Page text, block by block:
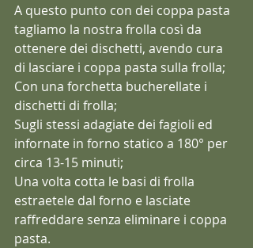
A questo punto con dei coppa pasta
tagliamo la nostra frolla così da
ottenere dei dischetti, avendo cura
di lasciare i coppa pasta sulla frolla;
Con una forchetta bucherellate i
dischetti di frolla;
Sugli stessi adagiate dei fagioli ed
infornate in forno statico a 180° per
circa 13-15 minuti;
Una volta cotta le basi di frolla
estraetele dal forno e lasciate
raffreddare senza eliminare i coppa
pasta.